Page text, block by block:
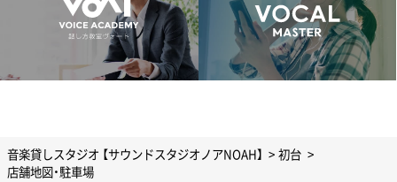
音楽貸しスタジオ 【サウンドスタジオノアNOAH】
初台
店舗地図・駐車場